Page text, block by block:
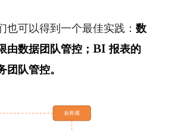
也可以得到一个最佳实践： 数
由数据团队管控；BI 报表的
团队管控。